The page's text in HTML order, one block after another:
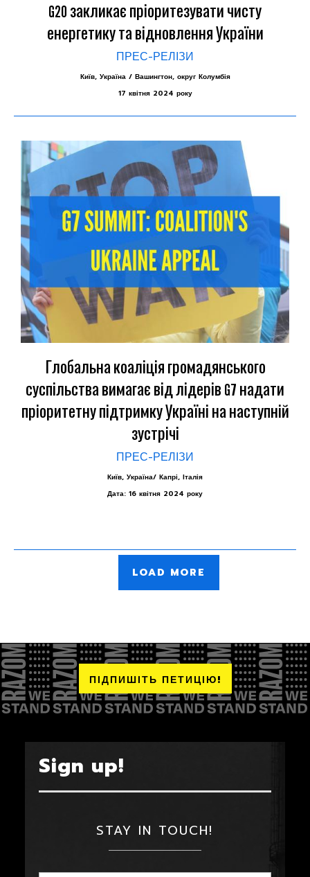
G20 закликає пріоритезувати чисту
енергетику та відновлення України
ПРЕС-РЕЛІЗИ
Київ, Україна / Вашингтон, округ Колумбія
17 квітня 2024 року
Глобальна коаліція громадянського
суспільства вимагає від лідерів G7 надати
пріоритетну підтримку Україні на наступній
зустрічі
ПРЕС-РЕЛІЗИ
Київ, Україна/ Капрі, Італія
Дата: 16 квітня 2024 року
LOAD MORE
ПІДПИШІТЬ ПЕТИЦІЮ!
Sign up!
STAY IN TOUCH!